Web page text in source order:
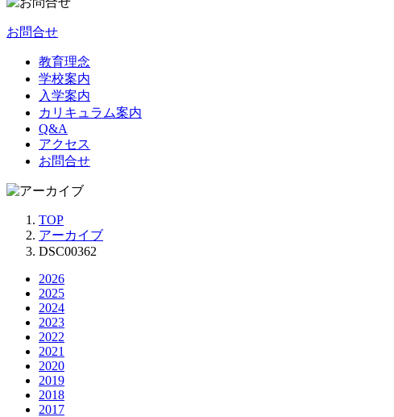
お問合せ
教育理念
学校案内
入学案内
カリキュラム案内
Q&A
アクセス
お問合せ
TOP
アーカイブ
DSC00362
2026
2025
2024
2023
2022
2021
2020
2019
2018
2017